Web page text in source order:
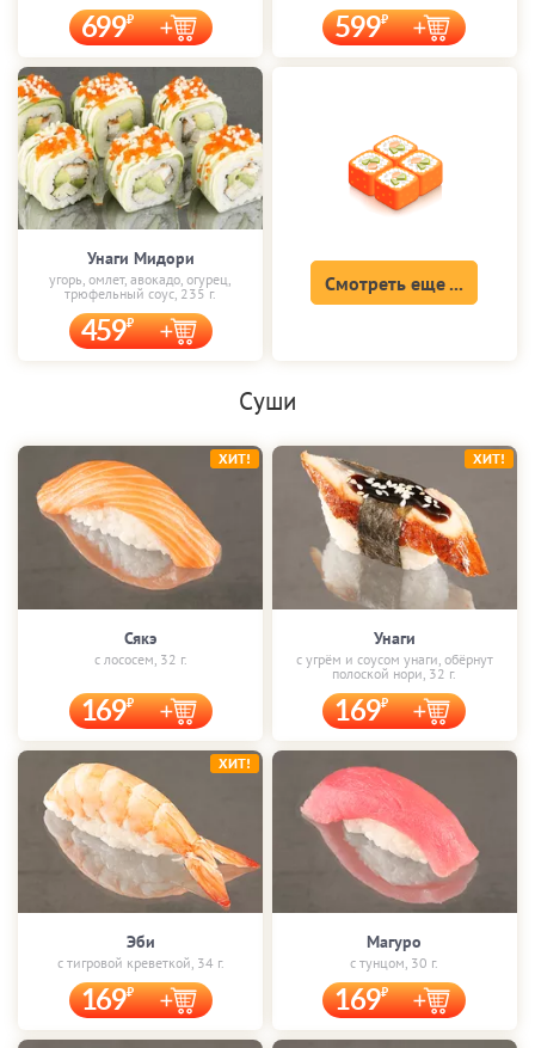
699 599
Унаги Мидори
угорь, омлет, авокадо, огурец,
трюфельный соус, 235 г.
459
Смотреть еще ...
Суши
Сякэ
с лососем, 32 г.
169
ХИТ!
Унаги
с угрём и соусом унаги, обёрнут
полоской нори, 32 г.
169
ХИТ!
Эби
с тигровой креветкой, 34 г.
169
ХИТ!
Магуро
с тунцом, 30 г.
169